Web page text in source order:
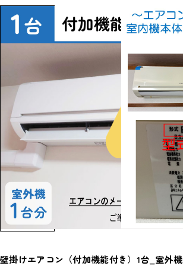
壁掛けエアコン（付加機能付き）1台_室外機